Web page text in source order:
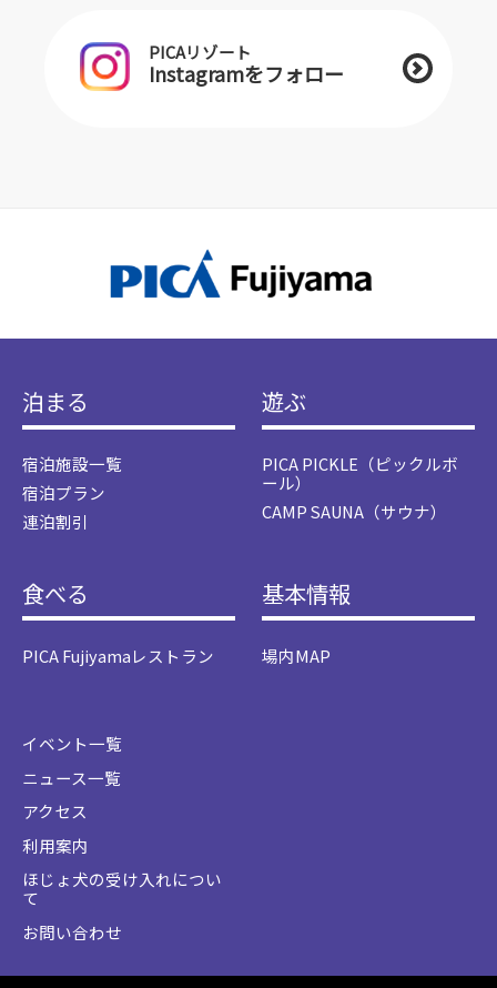
PICAリゾート
Instagramをフォロー
泊まる
宿泊施設一覧
宿泊プラン
連泊割引
遊ぶ
PICA PICKLE（ピックルボ
ール）
CAMP SAUNA（サウナ）
食べる
PICA Fujiyamaレストラン
基本情報
場内MAP
イベント一覧
ニュース一覧
アクセス
利用案内
ほじょ犬の受け入れについ
て
お問い合わせ